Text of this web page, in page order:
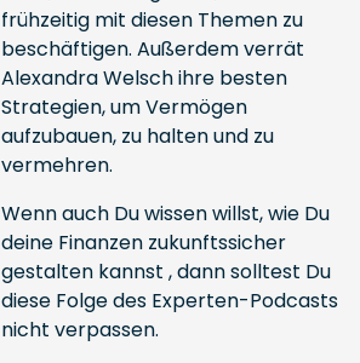
frühzeitig mit diesen Themen zu
beschäftigen. Außerdem verrät
Alexandra Welsch ihre besten
Strategien, um Vermögen
aufzubauen, zu halten und zu
vermehren.
Wenn auch Du wissen willst, wie Du
deine Finanzen zukunftssicher
gestalten kannst , dann solltest Du
diese Folge des Experten-Podcasts
nicht verpassen.